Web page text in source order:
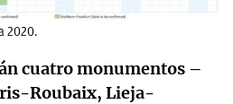
2020.
cuatro monumentos –
Roubaix, Lieja-